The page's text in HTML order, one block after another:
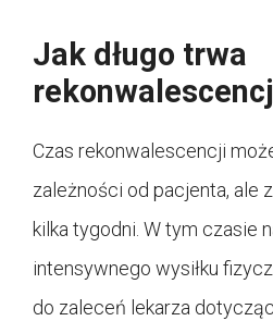
Jak długo trwa
Czas rekonwalescencji
zależności od pacjenta, ale
kilka tygodni. W tym czasie
intensywnego wysiłku
do zaleceń lekarza